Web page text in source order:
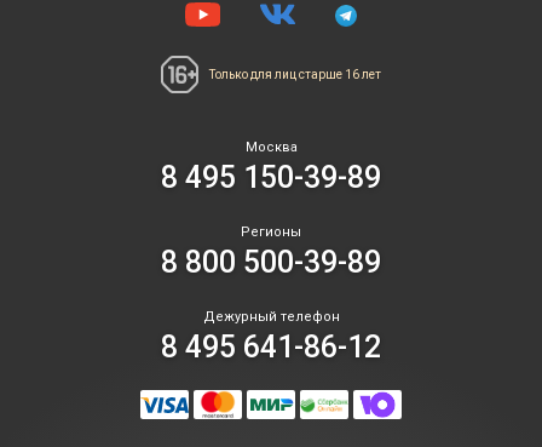
Только для лицстарше 16 лет
Москва
8 495 150-39-89
Регионы
8 800 500-39-89
Дежурный телефон
8 495 641-86-12